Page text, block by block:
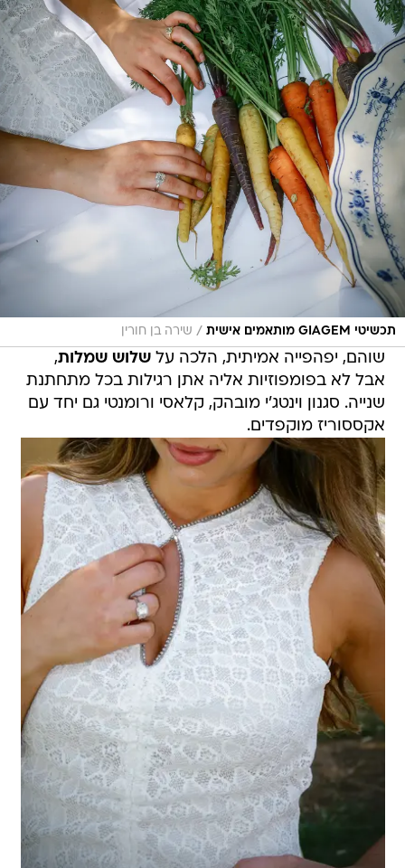
תכשיטי GIAGEM מותאמים אישית / שירה בן חורין
שוהם, יפהפייה אמיתית, הלכה עלשלוש שמלות,
אבל לא בפומפוזיות אליה אתן רגילות בכל מתחתנת
שנייה. סגנון וינטג'י מובהק, קלאסי ורומנטי גם יחד עם
אקססוריז מוקפדים.